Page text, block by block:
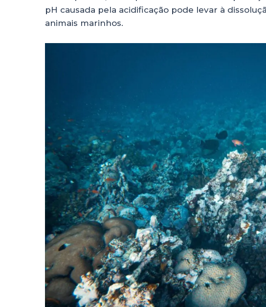
pH causada pela acidificação pode levar à
animais marinhos.